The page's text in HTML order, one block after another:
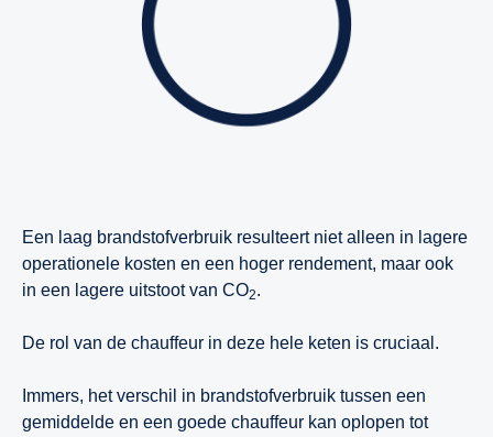
Een laag brandstofverbruik resulteert niet alleen in lagere
operationele kosten en een hoger rendement, maar ook
in een lagere uitstoot van CO2.
De rol van de chauffeur in deze hele keten is cruciaal.
Immers, het verschil in brandstofverbruik tussen een
gemiddelde en een goede chauffeur kan oplopen tot